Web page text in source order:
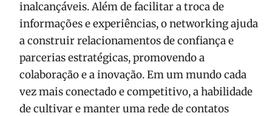
inalcançáveis. Além de facilitar a troca de
informações e experiências, o networking ajuda
a construir relacionamentos de confiança e
parcerias estratégicas, promovendo a
colaboração e a inovação. Em um mundo cada
vez mais conectado e competitivo, a habilidade
de cultivar e manter uma rede de contatos